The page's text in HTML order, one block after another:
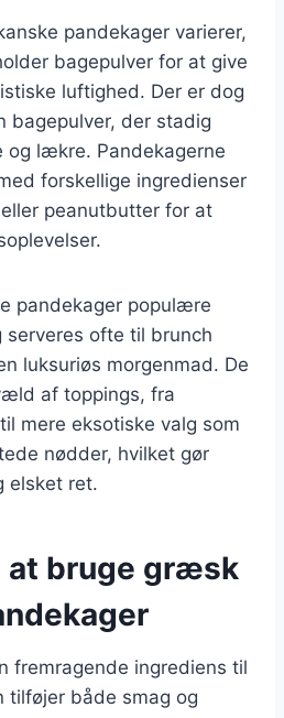
pandekager varierer,
bagepulver for at give
luftighed. Der er dog
bagepulver, der stadig
lækre. Pandekagerne
forskellige ingredienser
peanutbutter for at
pandekager populære
serveres ofte til brunch
luksuriøs morgenmad. De
af toppings, fra
mere eksotiske valg som
nødder, hvilket gør
elsket ret.
at bruge græsk
fremragende ingrediens til
tilføjer både smag og